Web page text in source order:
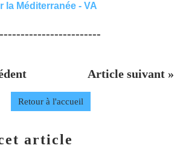
la Méditerranée - VA
Article suivant »
Retour à l'accueil
article